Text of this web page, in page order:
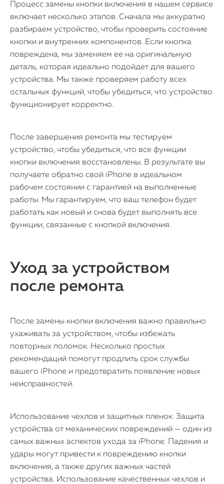
iPhone
MacBook
Watch
Mac Mini
О нас
Процесс замены кнопки включения в нашем сервисе
включает несколько этапов. Сначала мы аккуратно
разбираем устройство, чтобы проверить состояние
кнопки и внутренних компонентов. Если кнопка
повреждена, мы заменяем ее на оригинальную
деталь, которая идеально подойдет для вашего
устройства. Мы также проверяем работу всех
остальных функций, чтобы убедиться, что устройство
функционирует корректно.
После завершения ремонта мы тестируем
устройство, чтобы убедиться, что все функции
кнопки включения восстановлены. В результате вы
получаете обратно свой iPhone в идеальном
рабочем состоянии с гарантией на выполненные
работы. Мы гарантируем, что ваш телефон будет
работать как новый и снова будет выполнять все
функции, связанные с кнопкой включения.
Уход за устройством
после ремонта
После замены кнопки включения важно правильно
ухаживать за устройством, чтобы избежать
повторных поломок. Несколько простых
рекомендаций помогут продлить срок службы
вашего iPhone и предотвратить появление новых
неисправностей.
Использование чехлов и защитных пленок. Защита
устройства от механических повреждений — один из
самых важных аспектов ухода за iPhone. Падения и
удары могут привести к повреждению кнопки
включения, а также других важных частей
устройства. Использование качественных чехлов и